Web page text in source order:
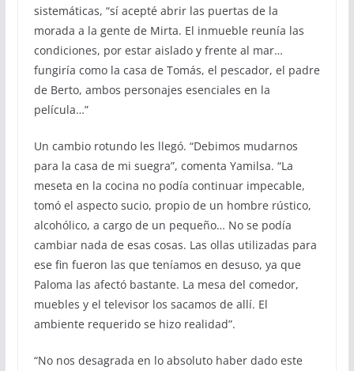
sistemáticas, “sí acepté abrir las puertas de la
morada a la gente de Mirta. El inmueble reunía las
condiciones, por estar aislado y frente al mar…
fungiría como la casa de Tomás, el pescador, el padre
de Berto, ambos personajes esenciales en la
película…”
Un cambio rotundo les llegó. “Debimos mudarnos
para la casa de mi suegra”, comenta Yamilsa. “La
meseta en la cocina no podía continuar impecable,
tomó el aspecto sucio, propio de un hombre rústico,
alcohólico, a cargo de un pequeño… No se podía
cambiar nada de esas cosas. Las ollas utilizadas para
ese fin fueron las que teníamos en desuso, ya que
Paloma las afectó bastante. La mesa del comedor,
muebles y el televisor los sacamos de allí. El
ambiente requerido se hizo realidad”.
“No nos desagrada en lo absoluto haber dado este